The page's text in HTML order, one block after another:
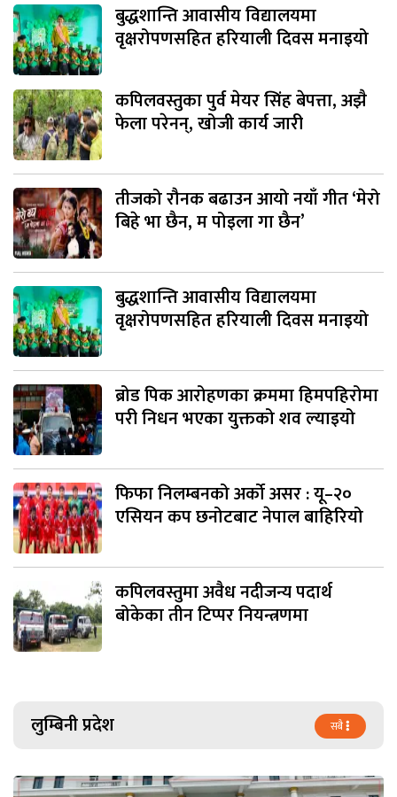
बुद्धशान्ति आवासीय विद्यालयमा
वृक्षरोपणसहित हरियाली दिवस मनाइयो
कपिलवस्तुका पुर्व मेयर सिंह बेपत्ता, अझै
फेला परेनन्, खोजी कार्य जारी
तीजको रौनक बढाउन आयो नयाँ गीत ‘मेरो
बिहे भा छैन, म पोइला गा छैन’
बुद्धशान्ति आवासीय विद्यालयमा
वृक्षरोपणसहित हरियाली दिवस मनाइयो
ब्रोड पिक आरोहणका क्रममा हिमपहिरोमा
परी निधन भएका युक्तको शव ल्याइयो
फिफा निलम्बनको अर्को असर : यू–२०
एसियन कप छनोटबाट नेपाल बाहिरियो
कपिलवस्तुमा अवैध नदीजन्य पदार्थ
बोकेका तीन टिप्पर नियन्त्रणमा
लुम्बिनी प्रदेश सबै